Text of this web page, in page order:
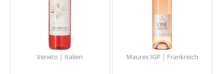
Veneto | Italien Maures IGP | Frankreich